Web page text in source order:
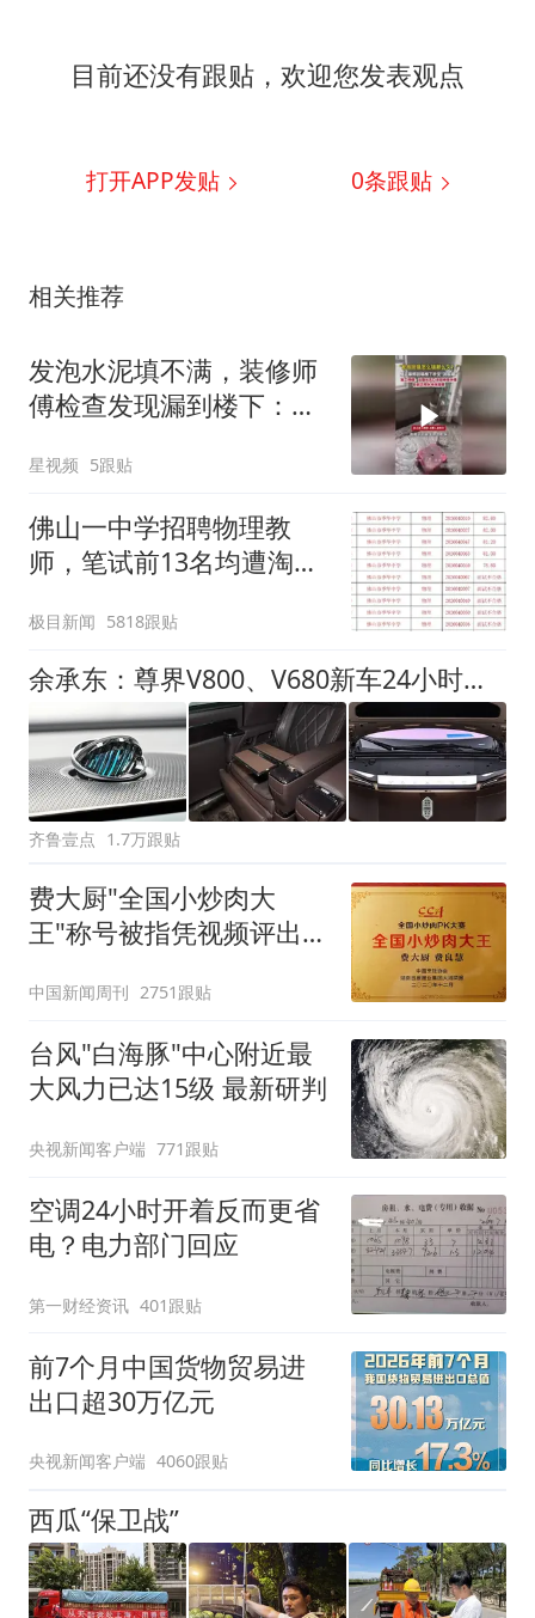
目前还没有跟贴，欢迎您发表观点
打开APP发贴 0条跟贴
相关推荐
发泡水泥填不满，装修师
傅检查发现漏到楼下：出
星视频 5跟贴
佛山一中学招聘物理教
师，笔试前13名均遭淘
聘，成立调查组全面核查
极目新闻 5818跟贴
余承东：尊界V800、V680新车24小时大定突破3500台
齐鲁壹点 1.7万跟贴
费大厨"全国小炒肉大
王"称号被指凭视频评出
中国新闻周刊 2751跟贴
台风"白海豚"中心附近最
大风力已达15级 最新研判
央视新闻客户端 771跟贴
空调24小时开着反而更省
电？电力部门回应
第一财经资讯 401跟贴
前7个月中国货物贸易进
出口超30万亿元
央视新闻客户端 4060跟贴
西瓜“保卫战”